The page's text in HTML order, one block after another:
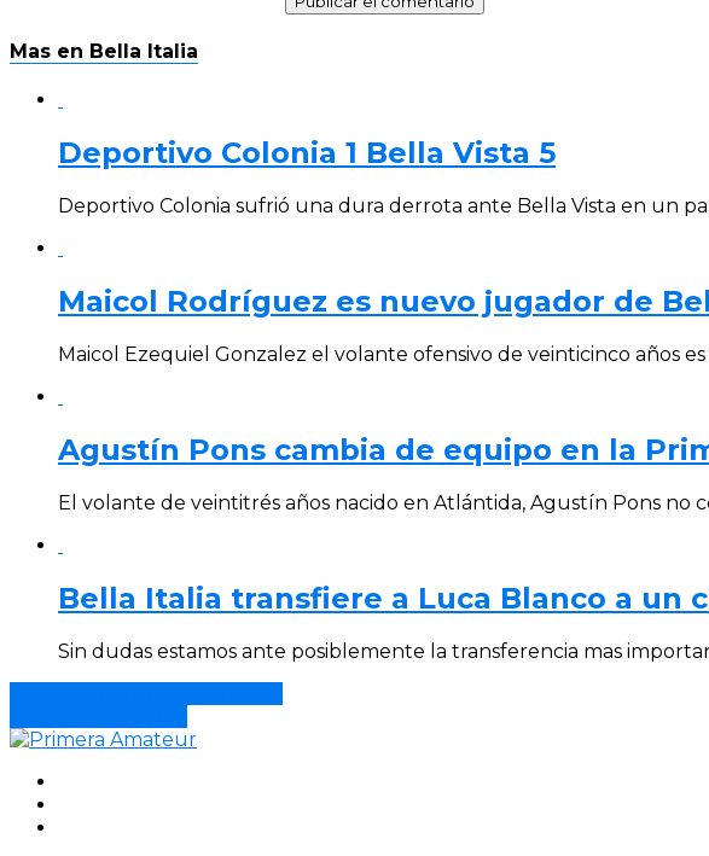
Mas en Bella Italia
Deportivo Colonia 1 Bella Vista 5
Deportivo Colonia sufrió una dura derrota ante Bella Vista en un
Maicol Rodríguez es nuevo jugador de
Maicol Ezequiel Gonzalez el volante ofensivo de veinticinco años
Agustín Pons cambia de equipo en la
El volante de veintitrés años nacido en Atlántida, Agustín Pons no
Bella Italia transfiere a Luca Blanco a un
Sin dudas estamos ante posiblemente la transferencia mas